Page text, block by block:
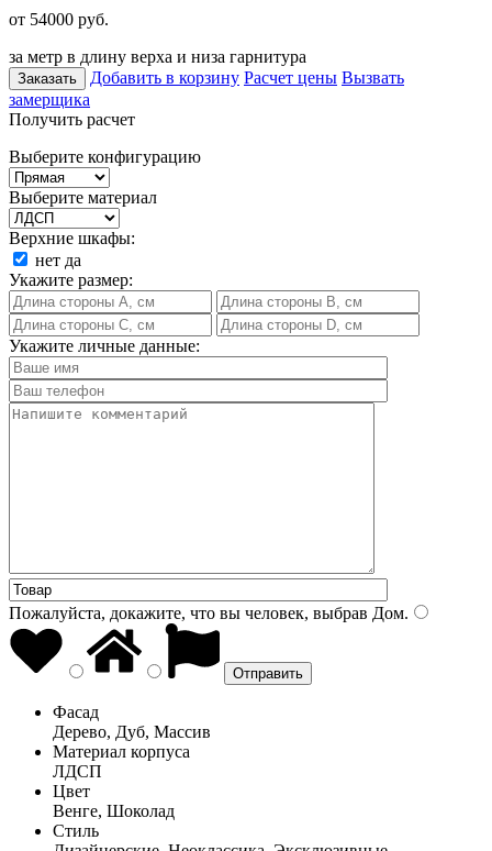
от 54000 руб.
за метр в длину верха и низа гарнитура
Заказать Добавить в корзину Расчет цены Вызвать
замерщика
Получить расчет
Выберите конфигурацию
Выберите материал
Верхние шкафы:
нет да
Укажите размер:
Укажите личные данные:
Пожалуйста, докажите, что вы человек, выбрав Дом.
Фасад
Дерево, Дуб, Массив
Материал корпуса
ЛДСП
Цвет
Венге, Шоколад
Стиль